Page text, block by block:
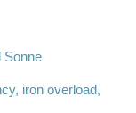
Sonne
iron overload,